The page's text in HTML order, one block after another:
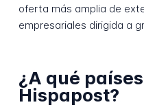
oferta más amplia de
empresariales dirigida a
¿A qué
Hispapost?